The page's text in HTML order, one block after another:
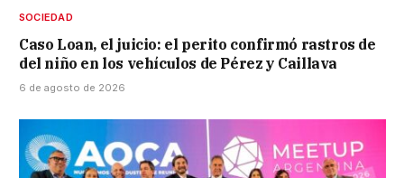
SOCIEDAD
Caso Loan, el juicio: el perito confirmó rastros de
del niño en los vehículos de Pérez y Caillava
6 de agosto de 2026